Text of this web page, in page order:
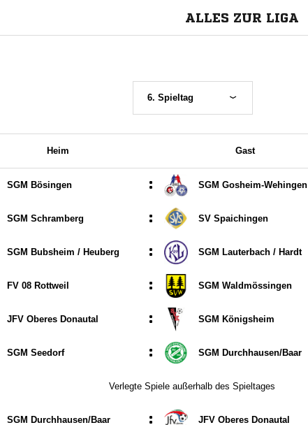
ALLES ZUR LIGA
6. Spieltag
Heim Gast
SGM Bösingen : SGM Gosheim-Wehingen
SGM Schramberg : SV Spaichingen
SGM Bubsheim /​ Heuberg : SGM Lauterbach /​ Hardt
FV 08 Rottweil : SGM Waldmössingen
JFV Oberes Donautal : SGM Königsheim
SGM Seedorf : SGM Durchhausen/​Baar
Verlegte Spiele außerhalb des Spieltages
SGM Durchhausen/​Baar : JFV Oberes Donautal